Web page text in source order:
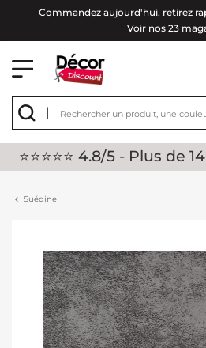
Commandez aujourd'hui, retirez
Voir nos 23
⭐⭐⭐⭐⭐ 4.8/5 - Plus de
Suédine